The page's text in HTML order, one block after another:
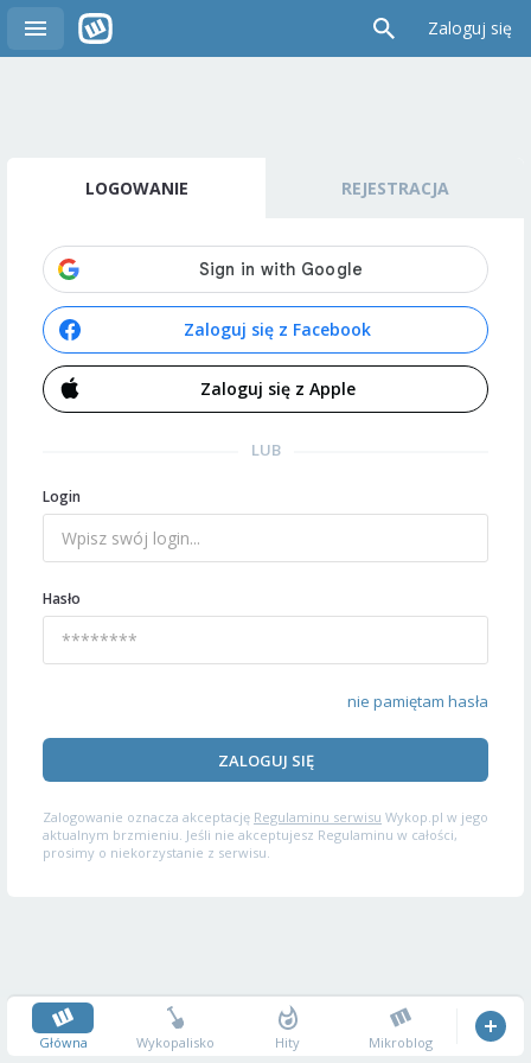
Zaloguj się
LOGOWANIE REJESTRACJA
Zaloguj się z Facebook
Zaloguj się z Apple
LUB
Login
Hasło
nie pamiętam hasła
ZALOGUJ SIĘ
Zalogowanie oznacza akceptację Regulaminu serwisu Wykop.pl w jego
aktualnym brzmieniu. Jeśli nie akceptujesz Regulaminu w całości,
prosimy o niekorzystanie z serwisu.
Główna Wykopalisko Hity Mikroblog